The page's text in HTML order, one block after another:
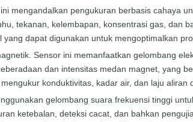
mengandalkan pengukuran berbasis cahaya
tekanan, kelembapan, konsentrasi gas, dan
dapat digunakan untuk mengoptimalkan
Sensor ini memanfaatkan gelombang
dan intensitas medan magnet, yang
konduktivitas, kadar air, dan laju aliran
gelombang suara frekuensi tinggi
ketebalan, deteksi cacat, dan bahkan